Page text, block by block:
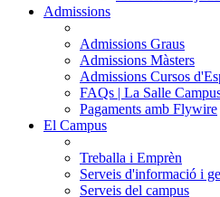
Admissions
Admissions Graus
Admissions Màsters
Admissions Cursos
FAQs | La Salle
Pagaments amb Flywire
El Campus
Treballa i Emprèn
Serveis d'informació i
Serveis del campus